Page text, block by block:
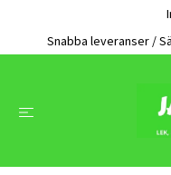
Snabba leveranser /